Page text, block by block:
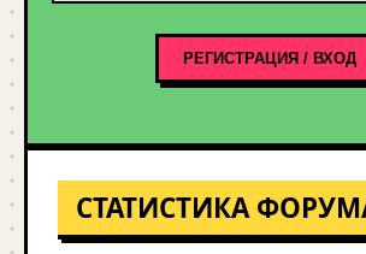
РЕГИСТРАЦИЯ / ВХОД
СТАТИСТИКА